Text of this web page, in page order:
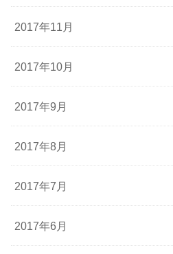
2017年11月
2017年10月
2017年9月
2017年8月
2017年7月
2017年6月